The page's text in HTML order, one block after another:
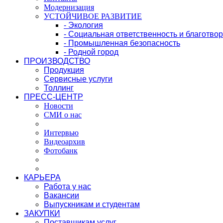
Модернизация
УСТОЙЧИВОЕ РАЗВИТИЕ
- Экология
- Социальная ответственность и
- Промышленная безопасность
- Родной город
ПРОИЗВОДСТВО
Продукция
Сервисные услуги
Толлинг
ПРЕСС-ЦЕНТР
Новости
СМИ о нас
Интервью
Видеоархив
Фотобанк
КАРЬЕРА
Работа у нас
Вакансии
Выпускникам и студентам
ЗАКУПКИ